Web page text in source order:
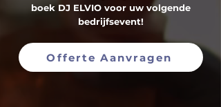
boek DJ ELVIO voor uw volgende
bedrijfsevent!
Offerte Aanvragen